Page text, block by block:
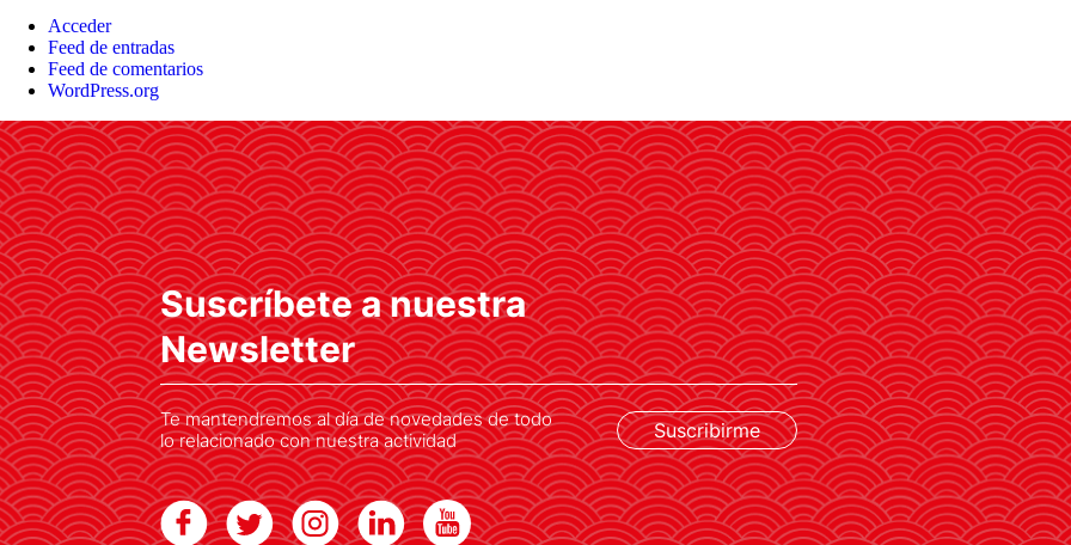
Acceder
Feed de entradas
Feed de comentarios
WordPress.org
Suscríbete a nuestra
Newsletter
Te mantendremos al día de novedades de todo
lo relacionado con nuestra actividad
Suscribirme